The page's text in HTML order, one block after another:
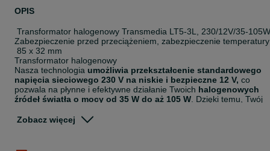
OPIS
Transformator halogenowy Transmedia LT5-3L, 230/12V/35-
Zabezpieczenie przed przeciążeniem, zabezpieczenie temperatury
85 x 32 mm
Transformator halogenowy
Nasza technologia umożliwia przekształcenie standardowego
napięcia sieciowego 230 V na niskie i bezpieczne 12 V, co
pozwala na płynne i efektywne działanie Twoich halogenowych
źródeł światła o mocy od 35 W do aż 105 W . Dzięki temu, Twój
Zobacz więcej